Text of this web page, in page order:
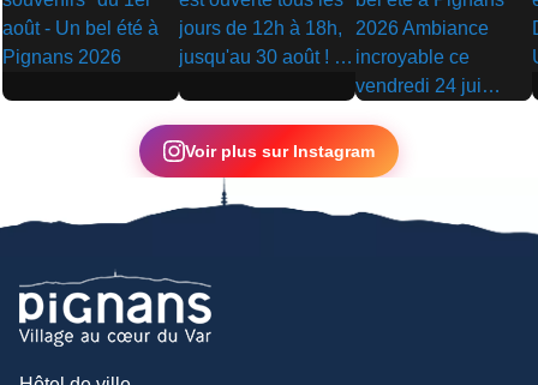
▶ ▶
▶
Voir plus sur Instagram